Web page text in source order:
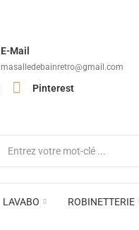
E-Mail
masalledebainretro@gmail.com
Pinterest
LAVABO ROBINETTERIE